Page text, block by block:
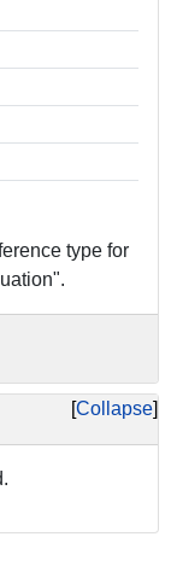
type for
Collapse